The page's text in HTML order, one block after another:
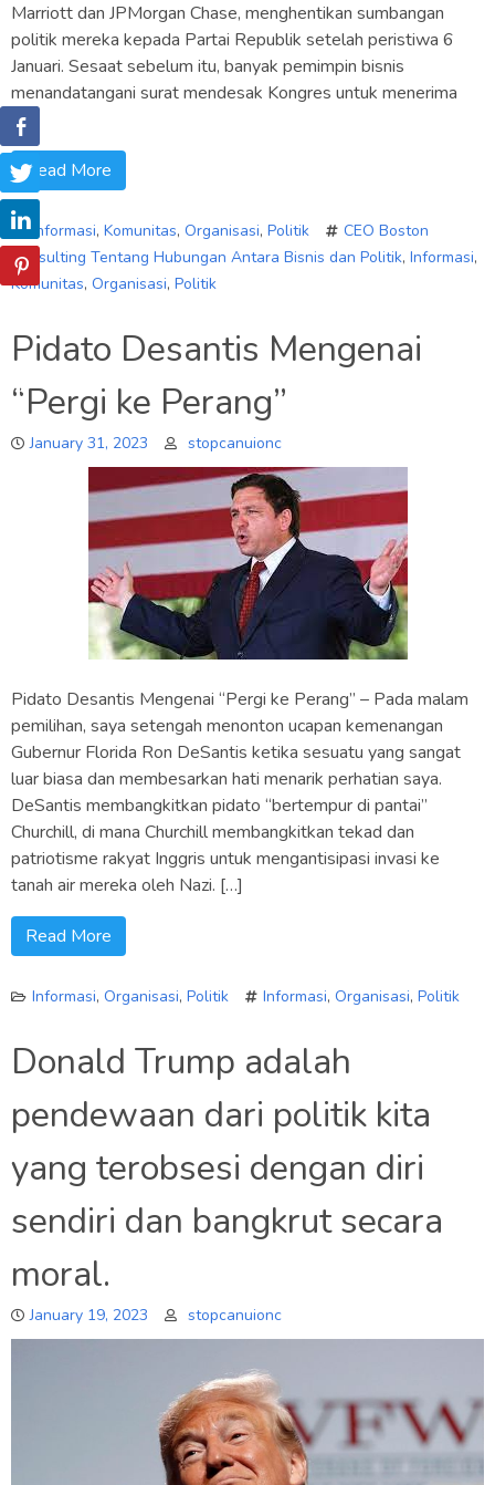
Marriott dan JPMorgan Chase, menghentikan sumbangan
politik mereka kepada Partai Republik setelah peristiwa 6
Januari. Sesaat sebelum itu, banyak pemimpin bisnis
menandatangani surat mendesak Kongres untuk menerima
[…]
Read More
Informasi, Komunitas, Organisasi, Politik
CEO Boston
Consulting Tentang Hubungan Antara Bisnis dan Politik, Informasi,
Komunitas, Organisasi, Politik
Pidato Desantis Mengenai
“Pergi ke Perang”
January 31, 2023 stopcanuionc
Pidato Desantis Mengenai “Pergi ke Perang” – Pada malam
pemilihan, saya setengah menonton ucapan kemenangan
Gubernur Florida Ron DeSantis ketika sesuatu yang sangat
luar biasa dan membesarkan hati menarik perhatian saya.
DeSantis membangkitkan pidato “bertempur di pantai”
Churchill, di mana Churchill membangkitkan tekad dan
patriotisme rakyat Inggris untuk mengantisipasi invasi ke
tanah air mereka oleh Nazi. […]
Read More
Informasi, Organisasi, Politik Informasi, Organisasi, Politik
Donald Trump adalah
pendewaan dari politik kita
yang terobsesi dengan diri
sendiri dan bangkrut secara
moral.
January 19, 2023 stopcanuionc